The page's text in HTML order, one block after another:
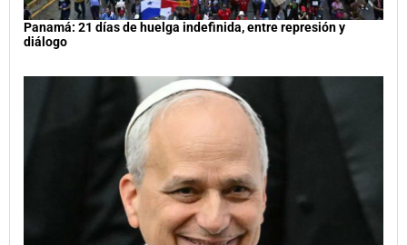
Panamá: 21 días de huelga indefinida, entre represión y
diálogo